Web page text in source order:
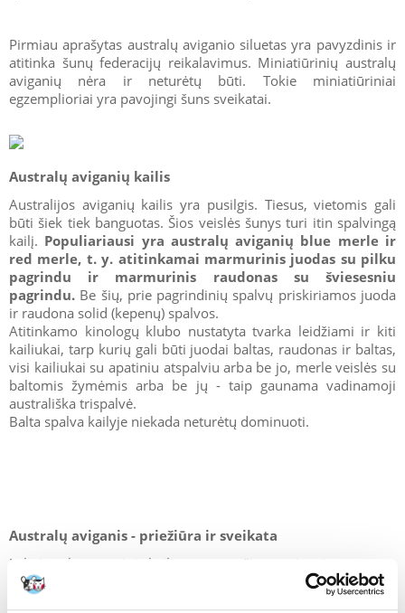
Pirmiau aprašytas australų aviganio siluetas yra pavyzdinis ir
atitinka šunų federacijų reikalavimus. Miniatiūrinių australų
aviganių nėra ir neturėtų būti. Tokie miniatiūriniai
egzemplioriai yra pavojingi šuns sveikatai.
Australų aviganių kailis
Australijos aviganių kailis yra pusilgis. Tiesus, vietomis gali
būti šiek tiek banguotas. Šios veislės šunys turi itin spalvingą
kailį. Populiariausi yra australų aviganių blue merle ir
red merle, t. y. atitinkamai marmurinis juodas su pilku
pagrindu ir marmurinis raudonas su šviesesniu
pagrindu. Be šių, prie pagrindinių spalvų priskiriamos juoda
ir raudona solid (kepenų) spalvos.
Atitinkamo kinologų klubo nustatyta tvarka leidžiami ir kiti
kailiukai, tarp kurių gali būti juodai baltas, raudonas ir baltas,
visi kailiukai su apatiniu atspalviu arba be jo, merle veislės su
baltomis žymėmis arba be jų - taip gaunama vadinamoji
australiška trispalvė.
Balta spalva kailyje niekada neturėtų dominuoti.
Australų aviganis - priežiūra ir sveikata
Labai tankus apatinis kailis apsaugo šiuos aviganius nuo oro
sąlygų, tačiau kartu apsunkina jų priežiūrą. Kailis trumpiausias
ant galvos, ausų ir aplink letenas, bet ilgiausias ant krūtinės,